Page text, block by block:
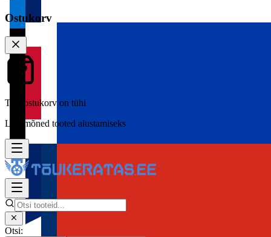
Ostukorv
Teie ostukorv on tühi
Lisa mõned tooted alustamiseks
Otsi: